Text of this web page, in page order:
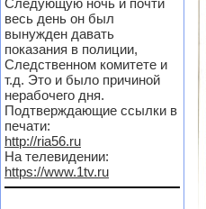
Следующую ночь и почти
весь день он был
вынужден давать
показания в полиции,
Следственном комитете и
т.д. Это и было причиной
нерабочего дня.
Подтверждающие ссылки в
печати:
http://ria56.ru
На телевидении:
https://www.1tv.ru